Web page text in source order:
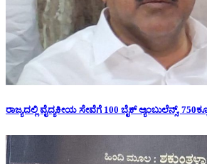
ರಾಜ್ಯದಲ್ಲಿ ವೈದ್ಯಕೀಯ ಸೇವೆಗೆ 100 ಬೈಕ್ ಆ್ಯಂಬುಲೆನ್ಸ್,